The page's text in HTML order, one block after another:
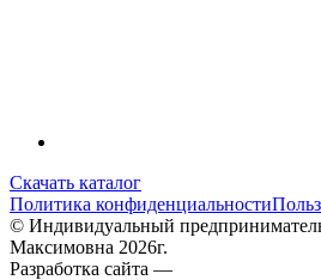
Скачать каталог
Политика конфиденциальности
© Индивидуальный
Максимовна 2026г.
Разработка сайта —